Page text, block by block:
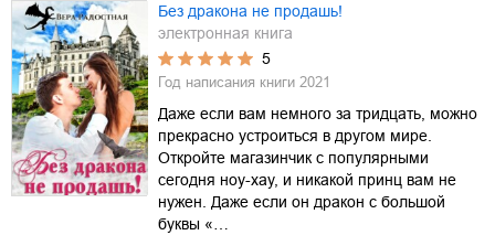
Без дракона не продашь!
электронная книга
5
Год написания книги 2021
Даже если вам немного за тридцать, можно
прекрасно устроиться в другом мире.
Откройте магазинчик с популярными
сегодня ноу-хау, и никакой принц вам не
нужен. Даже если он дракон с большой
буквы «…